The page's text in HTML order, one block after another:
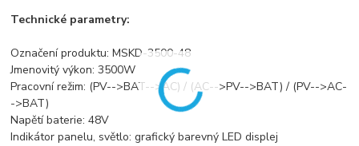
Technické parametry:
Označení produktu: MSKD-3500-48
Jmenovitý výkon: 3500W
Pracovní režim: (PV-->BAT-->AC) / (AC-->PV-->BAT) / (PV-->AC-
->BAT)
Napětí baterie: 48V
Indikátor panelu, světlo: grafický barevný LED displej